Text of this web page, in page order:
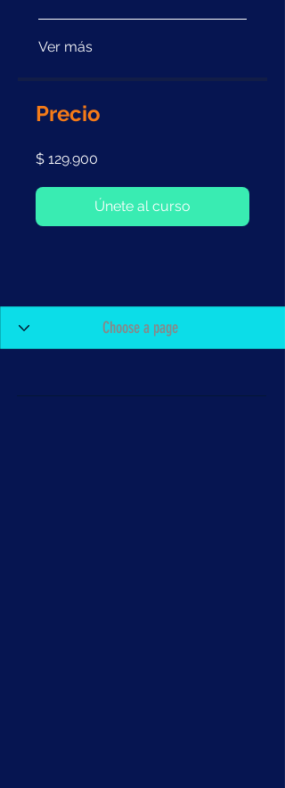
Ver más
Precio
$ 129.900
Únete al curso